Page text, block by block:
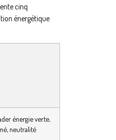
cinq
énergétique
énergie verte,
neutralité